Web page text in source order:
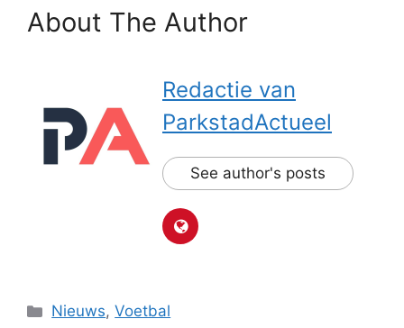
About The Author
Redactie van
ParkstadActueel
See author's posts
Categorieën
Nieuws,Voetbal